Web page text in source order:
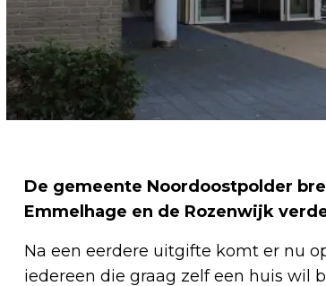
De gemeente Noordoostpolder
Emmelhage en de Rozenwijk
Na een eerdere uitgifte komt er nu
iedereen die graag zelf een huis wil